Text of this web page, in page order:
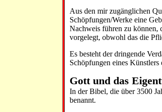
Aus den mir zugänglichen
Schöpfungen/Werke eine
Nachweis führen zu können,
vorgelegt, obwohl das die
Es besteht der dringende
Schöpfungen eines
Gott und das
In der Bibel, die über 3500
benannt.